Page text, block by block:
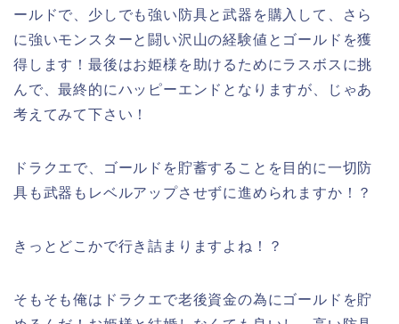
ールドで、少しでも強い防具と武器を購入して、さら
に強いモンスターと闘い沢山の経験値とゴールドを獲
得します！最後はお姫様を助けるためにラスボスに挑
んで、最終的にハッピーエンドとなりますが、じゃあ
考えてみて下さい！
ドラクエで、ゴールドを貯蓄することを目的に一切防
具も武器もレベルアップさせずに進められますか！？
きっとどこかで行き詰まりますよね！？
そもそも俺はドラクエで老後資金の為にゴールドを貯